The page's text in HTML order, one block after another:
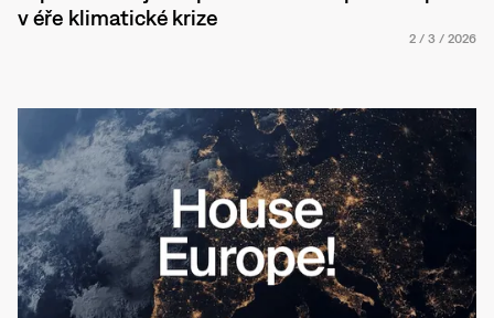
v éře klimatické krize
2 / 3 / 2026